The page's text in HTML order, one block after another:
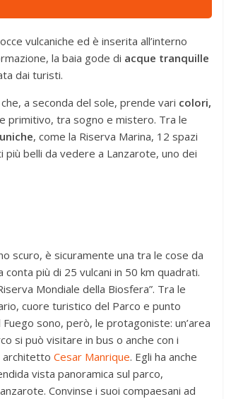
vulcaniche ed è inserita all’interno
la baia gode di acque tranquille
dai turisti.
che, a seconda del sole, prende vari colori,
primitivo, tra sogno e mistero. Tra le
, come la Riserva Marina, 12 spazi
belli da vedere a Lanzarote, uno dei
scuro, è sicuramente una tra le cose da
più di 25 vulcani in 50 km quadrati.
Mondiale della Biosfera”. Tra le
cuore turistico del Parco e punto
sono, però, le protagoniste: un’area
si può visitare in bus o anche con i
architetto Cesar Manrique. Egli ha anche
vista panoramica sul parco,
Convinse i suoi compaesani ad